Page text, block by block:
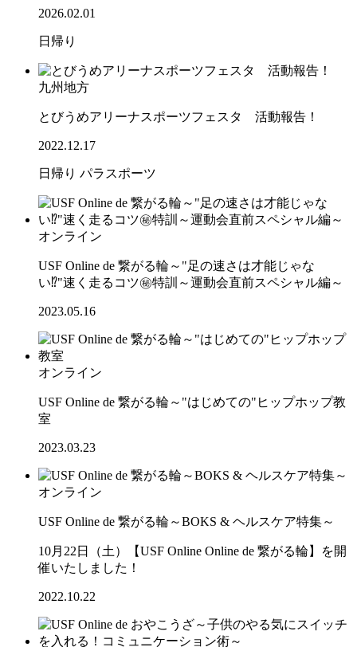
2026.02.01
日帰り
九州地方
とびうめアリーナスポーツフェスタ 活動報告！
2022.12.17
日帰り パラスポーツ
オンライン
USF Online de 繋がる輪～"足の速さは才能じゃな
い⁉"速く走るコツ㊙特訓～運動会直前スペシャル編～
2023.05.16
オンライン
USF Online de 繋がる輪～"はじめての"ヒップホップ教
室
2023.03.23
オンライン
USF Online de 繋がる輪～BOKS & ヘルスケア特集～
10月22日（土）【USF Online Online de 繋がる輪】を開
催いたしました！
2022.10.22